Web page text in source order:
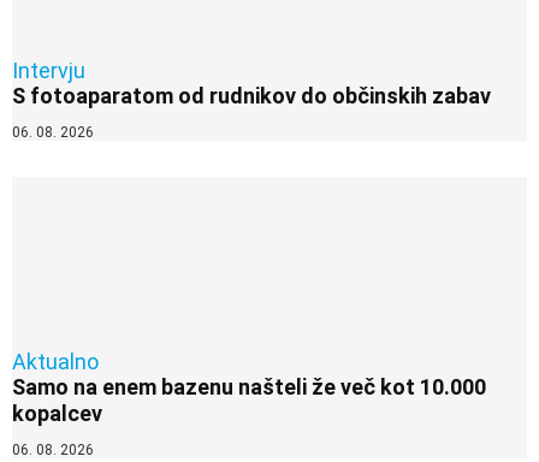
Intervju
S fotoaparatom od rudnikov do občinskih zabav
06. 08. 2026
Aktualno
Samo na enem bazenu našteli že več kot 10.000
kopalcev
06. 08. 2026